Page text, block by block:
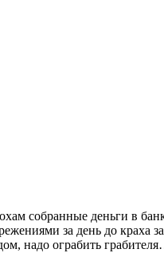
собранные деньги в
за день до краха
надо ограбить